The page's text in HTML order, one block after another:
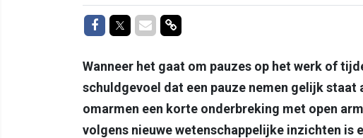
Delen op Facebook
Delen op Twitter
Delen via Mail
Delen via link
Wanneer het gaat om pauzes op het werk of
schuldgevoel dat een pauze nemen gelijk staat
omarmen een korte onderbreking met open
volgens nieuwe wetenschappelijke inzichten is